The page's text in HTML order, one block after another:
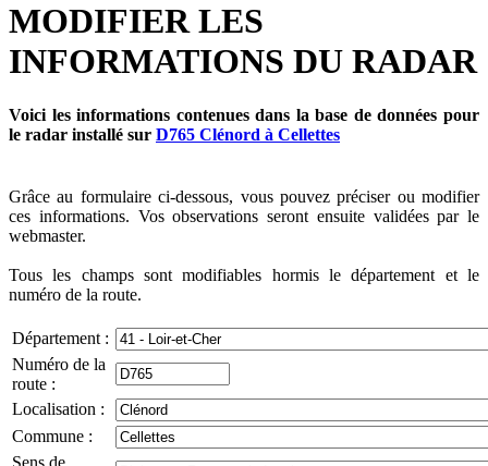
MODIFIER LES
INFORMATIONS DU RADAR
Voici les informations contenues dans la base de données pour
le radar installé sur D765 Clénord à Cellettes
Grâce au formulaire ci-dessous, vous pouvez préciser ou modifier
ces informations. Vos observations seront ensuite validées par le
webmaster.
Tous les champs sont modifiables hormis le département et le
numéro de la route.
Département :
Numéro de la
route :
Localisation :
Commune :